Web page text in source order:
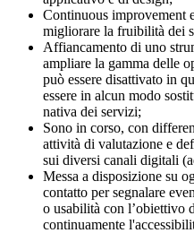
Continuous improvement
migliorare la fruibilità dei
Affiancamento di uno
ampliare la gamma delle
può essere disattivato in
essere in alcun modo
nativa dei servizi;
Sono in corso, con
attività di valutazione e
sui diversi canali digitali
Messa a disposizione su
contatto per segnalare
o usabilità con l’obiettivo
continuamente